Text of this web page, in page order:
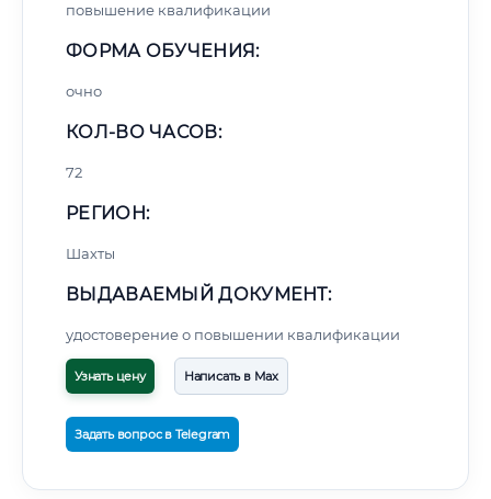
повышение квалификации
ФОРМА ОБУЧЕНИЯ:
очно
КОЛ-ВО ЧАСОВ:
72
РЕГИОН:
Шахты
ВЫДАВАЕМЫЙ ДОКУМЕНТ:
удостоверение о повышении квалификации
Узнать цену Написать в Max
Задать вопрос в Telegram